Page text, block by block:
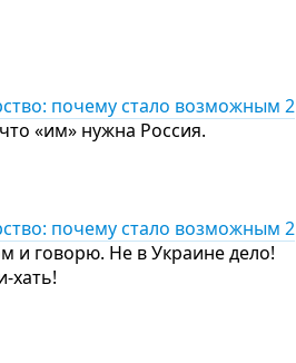
почему стало возможным 2
«им» нужна Россия.
почему стало возможным 2
и говорю. Не в Украине дело!
хать!